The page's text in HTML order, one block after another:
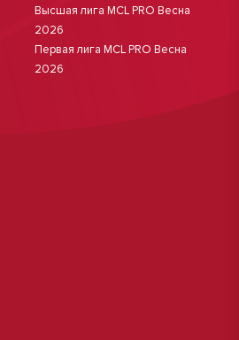
Высшая лига MCL PRO Весна
2026
Первая лига MCL PRO Весна
2026